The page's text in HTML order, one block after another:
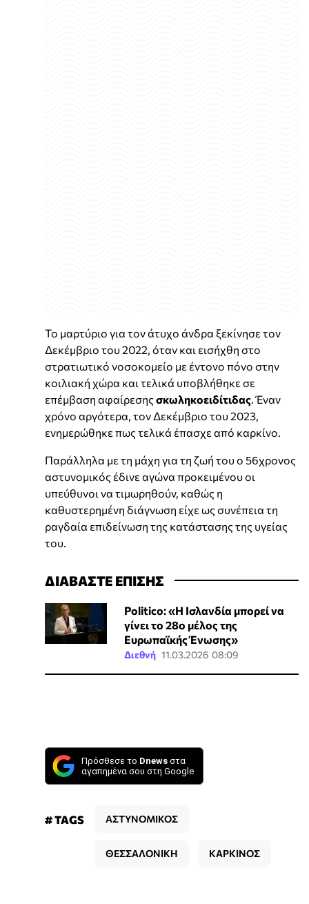
Το μαρτύριο για τον άτυχο άνδρα ξεκίνησε τον
Δεκέμβριο του 2022, όταν και εισήχθη στο
στρατιωτικό νοσοκομείο με έντονο πόνο στην
κοιλιακή χώρα και τελικά υποβλήθηκε σε
επέμβαση αφαίρεσης σκωληκοειδίτιδας. Έναν
χρόνο αργότερα, τον Δεκέμβριο του 2023,
ενημερώθηκε πως τελικά έπασχε από καρκίνο.
Παράλληλα με τη μάχη για τη ζωή του ο 56χρονος
αστυνομικός έδινε αγώνα προκειμένου οι
υπεύθυνοι να τιμωρηθούν, καθώς η
καθυστερημένη διάγνωση είχε ως συνέπεια τη
ραγδαία επιδείνωση της κατάστασης της υγείας
του.
ΔΙΑΒΑΣΤΕ ΕΠΙΣΗΣ
Politico: «Η Ισλανδία μπορεί να
γίνει το 28ο μέλος της
Ευρωπαϊκής Ένωσης»
Διεθνή 11.03.2026 08:09
Πρόσθεσε το Dnews στα
αγαπημένα σου στη Google
# TAGS ΑΣΤΥΝΟΜΙΚΟΣ
ΘΕΣΣΑΛΟΝΙΚΗ ΚΑΡΚΙΝΟΣ